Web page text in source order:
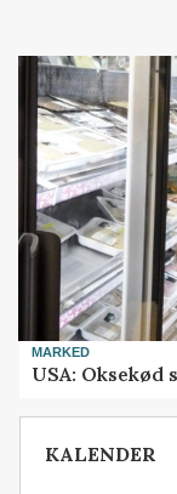
MARKED
USA:
KALENDER